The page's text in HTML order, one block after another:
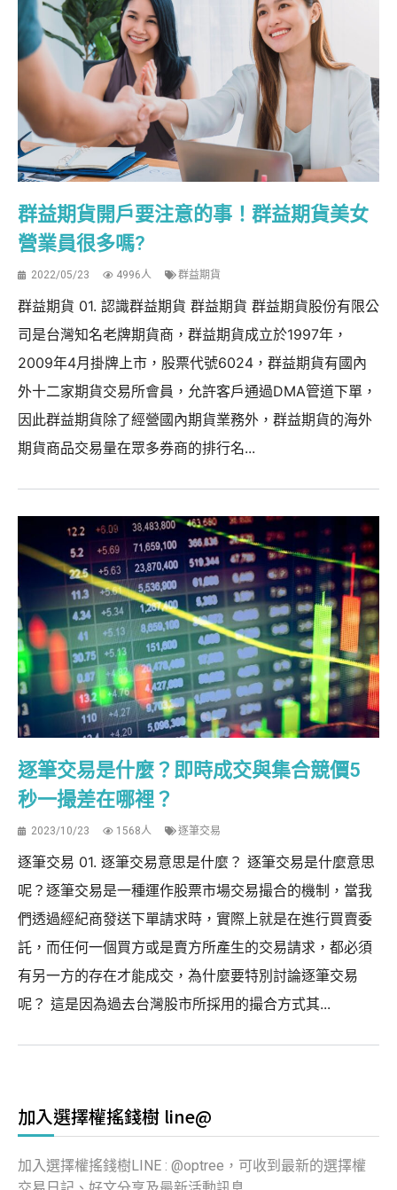
群益期貨開戶要注意的事！群益期貨美女
營業員很多嗎?
2022/05/23 4996人 群益期貨
群益期貨 01. 認識群益期貨 群益期貨 群益期貨股份有限公
司是台灣知名老牌期貨商，群益期貨成立於1997年，
2009年4月掛牌上市，股票代號6024，群益期貨有國內
外十二家期貨交易所會員，允許客戶通過DMA管道下單，
因此群益期貨除了經營國內期貨業務外，群益期貨的海外
期貨商品交易量在眾多券商的排行名...
逐筆交易是什麼？即時成交與集合競價5
秒一撮差在哪裡？
2023/10/23 1568人 逐筆交易
逐筆交易 01. 逐筆交易意思是什麼？ 逐筆交易是什麼意思
呢？逐筆交易是一種運作股票市場交易撮合的機制，當我
們透過經紀商發送下單請求時，實際上就是在進行買賣委
託，而任何一個買方或是賣方所產生的交易請求，都必須
有另一方的存在才能成交，為什麼要特別討論逐筆交易
呢？ 這是因為過去台灣股市所採用的撮合方式其...
加入選擇權搖錢樹 line@
加入選擇權搖錢樹LINE : @optree，可收到最新的選擇權